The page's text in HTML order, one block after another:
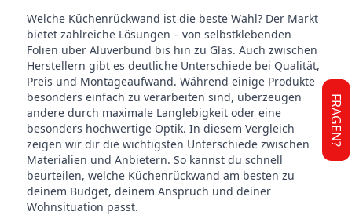
Welche Küchenrückwand ist die beste Wahl? Der Markt
bietet zahlreiche Lösungen – von selbstklebenden
Folien über Aluverbund bis hin zu Glas. Auch zwischen
Herstellern gibt es deutliche Unterschiede bei Qualität,
Preis und Montageaufwand. Während einige Produkte
besonders einfach zu verarbeiten sind, überzeugen
andere durch maximale Langlebigkeit oder eine
besonders hochwertige Optik. In diesem Vergleich
zeigen wir dir die wichtigsten Unterschiede zwischen
Materialien und Anbietern. So kannst du schnell
beurteilen, welche Küchenrückwand am besten zu
deinem Budget, deinem Anspruch und deiner
Wohnsituation passt.
FRAGEN?